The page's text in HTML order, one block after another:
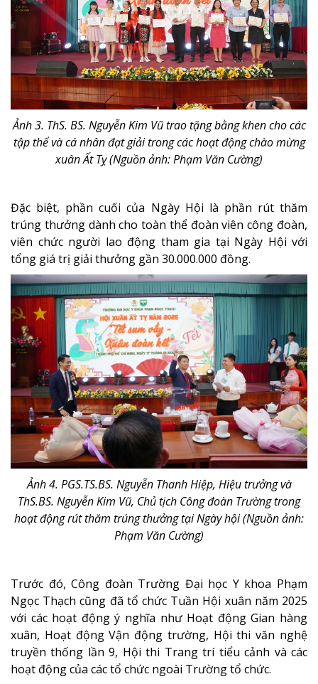
Ảnh 3. ThS. BS. Nguyễn Kim Vũ trao tặng bằng khen cho các
tập thể và cá nhân đạtgiải trong các hoạt động chào mừng
xuân Ất Tỵ (Nguồn ảnh: Phạm Văn Cường)
Đặc biệt, phần cuối của Ngày Hội là phần rút thăm
trúng thưởng dành cho toàn thể đoàn viên công đoàn,
viên chức người lao động tham gia tại Ngày Hội với
tổng giá trị giải thưởng gần 30.000.000 đồng.
Ảnh 4. PGS.TS.BS. Nguyễn Thanh Hiệp, Hiệu trưởng và
ThS.BS. Nguyễn Kim Vũ, Chủ tịch Công đoàn Trường trong
hoạt động rút thăm trúng thưởng tại Ngày hội (Nguồn ảnh:
Phạm Văn Cường)
Trước đó, Công đoàn Trường Đại học Y khoa Phạm
Ngọc Thạch cũng đã tổ chức Tuần Hội xuân năm 2025
với các hoạt động ý nghĩa như Hoạt động Gian hàng
xuân, Hoạt động Vận động trường, Hội thi văn nghệ
truyền thống lần 9, Hội thi Trang trí tiểu cảnh và các
hoạt động của các tổ chức ngoài Trường tổ chức.